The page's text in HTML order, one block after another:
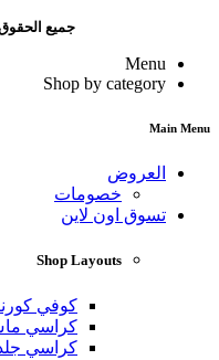
جميع الحقوق
Menu
Shop by category
Main Menu
العروض
خصومات
تسوق اون لاين
Shop Layouts
كوفي
كراسي
كراسي